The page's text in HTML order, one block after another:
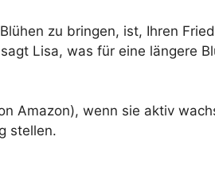
zu bringen, ist, Ihren
Lisa, was für eine längere
Amazon), wenn sie aktiv
stellen.